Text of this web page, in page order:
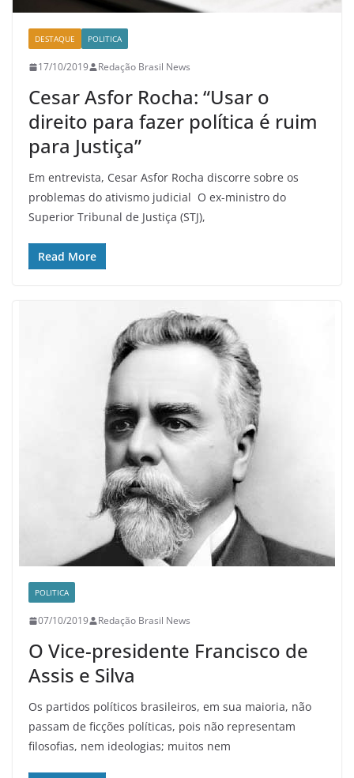
DESTAQUE POLITICA
17/10/2019 Redação Brasil News
Cesar Asfor Rocha: “Usar o
direito para fazer política é ruim
para Justiça”
Em entrevista, Cesar Asfor Rocha discorre sobre os
problemas do ativismo judicial O ex-ministro do
Superior Tribunal de Justiça (STJ),
Read More
POLITICA
07/10/2019 Redação Brasil News
O Vice-presidente Francisco de
Assis e Silva
Os partidos políticos brasileiros, em sua maioria, não
passam de ficções políticas, pois não representam
filosofias, nem ideologias; muitos nem